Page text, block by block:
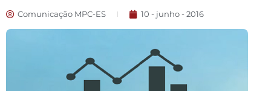
Comunicação MPC-ES 10 - junho - 2016